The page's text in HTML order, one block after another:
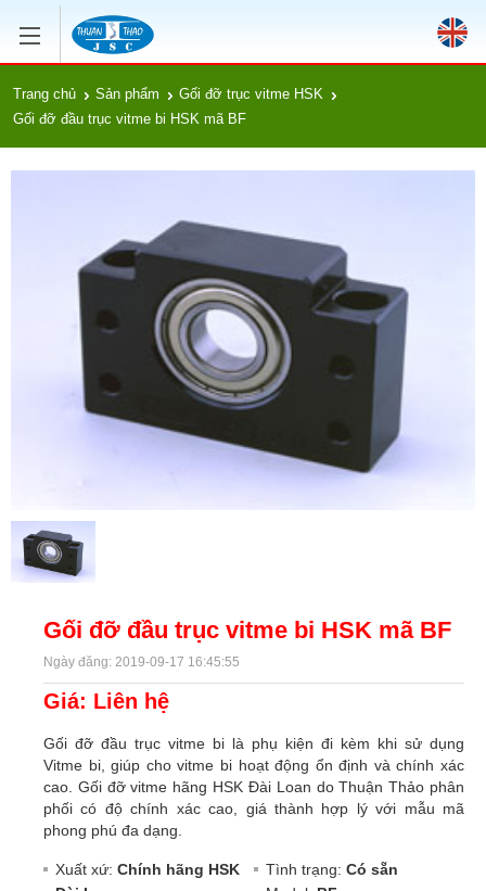
Trang chủ Sản phẩm
Gối đỡ trục vitme HSK
Gối đỡ đầu trục vitme bi HSK mã BF
Gối đỡ đầu trục vitme bi HSK mã BF
Ngày đăng: 2019-09-17 16:45:55
Giá: Liên hệ
Gối đỡ đầu trục vitme bi là phụ kiện đi kèm khi sử dụng
Vitme bi, giúp cho vitme bi hoạt động ổn định và chính xác
cao. Gối đỡ vitme hãng HSK Đài Loan do Thuận Thảo phân
phối có độ chính xác cao, giá thành hợp lý với mẫu mã
phong phú đa dạng.
Xuất xứ: Chính hãng HSK
Tình trạng: Có sẵn